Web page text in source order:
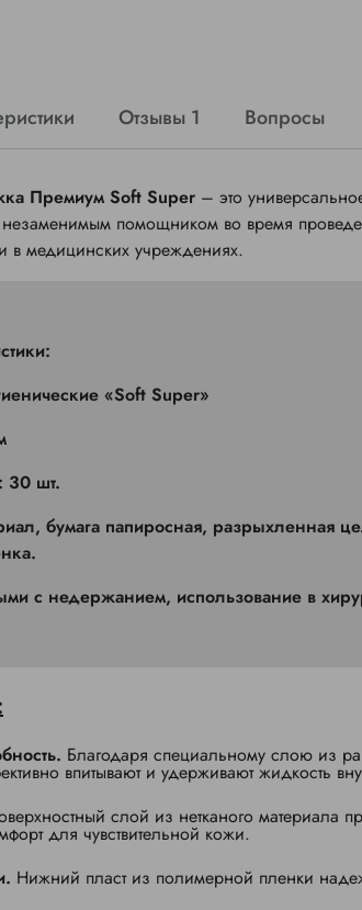
Отзывы 1 Вопросы
Премиум Soft Super – это
незаменимым помощником во время
медицинских учреждениях.
«Soft Super»
30 шт.
бумага папиросная, разрыхленная
с недержанием, использование в
Благодаря специальному слою из
впитывают и удерживают жидкость
слой из нетканого материала
для чувствительной кожи.
Нижний пласт из полимерной пленки